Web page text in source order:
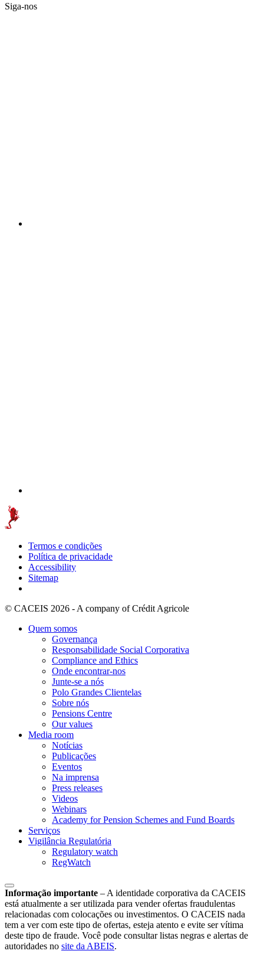
Siga-nos
Termos e condições
Política de privacidade
Accessibility
Sitemap
© CACEIS 2026 - A company of Crédit Agricole
Quem somos
Governança
Responsabilidade Social Corporativa
Compliance and Ethics
Onde encontrar-nos
Junte-se a nós
Polo Grandes Clientelas
Sobre nós
Pensions Centre
Our values
Media room
Notícias
Publicações
Eventos
Na imprensa
Press releases
Videos
Webinars
Academy for Pension Schemes and Fund Boards
Serviços
Vigilância Regulatória
Regulatory watch
RegWatch
Informação importante – A identidade corporativa da CACEIS
está atualmente a ser utilizada para vender ofertas fraudulentas
relacionadas com colocações ou investimentos. O CACEIS nada
tem a ver com este tipo de ofertas, esteja atento e evite ser vítima
deste tipo de fraude. Você pode consultar listas negras e alertas de
autoridades no site da ABEIS.